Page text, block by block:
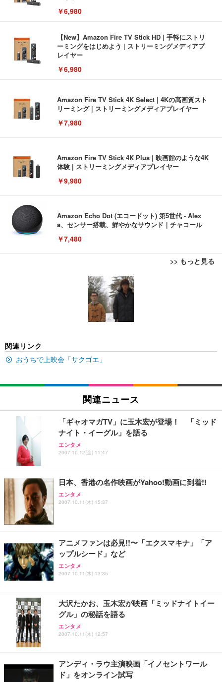
￥6,980
【New】Amazon Fire TV Stick HD | 手軽にストリ
ーミングをはじめよう | ストリーミングメディアプ
レイヤー
￥6,980
Amazon Fire TV Stick 4K Select | 4Kの高画質スト
リーミング | ストリーミングメディアプレイヤー
￥7,980
Amazon Fire TV Stick 4K Plus | 映画館のような4K
体験 | ストリーミングメディアプレイヤー
￥9,980
Amazon Echo Dot (エコードット) 第5世代 - Alex
a、センサー搭載、鮮やかなサウンド｜チャコール
￥7,480
>> もっと見る
[EdoErgo] オフィスチェア 椅子 テレワーク 疲れな
い 跳ね上げ式アームレスト コンパクト 約105度ロッ
キング pc 事務椅子 360度回転 座面昇降 強化ナイロ
ン樹脂ベース 通気性メッシュ 在宅ワーク H-WY01
(黒網+黒枠+黒足)
ュチェア 人間工学 疲れない ブラック
￥27,999
Sezlife オフィスチェア デスクチェア 疲れない テレ
ワーク チェア 強化バックレスト 30度ロッキング機
レスト 3Dヘッドレスト ハンガー付き 高反発クッシ
ョン PCチェア 通気性メッシュ ゲーミング/勉強/事
務用 おしゃれ パソコンチェア (ブラック)
￥7,680
Sezlife オフィスチェア デスクチェア 疲れない テレ
レスト 3Dヘッドレスト ハンガー付き 高反発クッシ
ョン PCチェア 通気性メッシュ ゲーミング/勉強/事
務用 おしゃれ パソコンチェア (ホワイト)
￥7,680
ト 幅52×奥行58.5×高さ84～96cm テレワーク 在宅
勤務 ブラック
￥4,139
EIZO ビジネス向けプレミアムモニター | FlexScan
EV3240X-WT | 31.5型4K UHD・USB Type-C・ホワ
￥105,595
イト
【純正品】27"ゲーミングモニター DualSense 充電
フック付き（CFI-ZDM1J）
￥49,979
【整備済み品】Dell E2724HS 27インチ 液晶モニタ
応 ComfortView ビジネス向け
￥15,800
像低減 (3年保証 | 輝点保証 | 日本メーカー)
￥34,980
Amazonベーシック ペットシーツ 薄型 レギュラー 1
回使い捨て 無香料 ホワイト 300枚
x2袋(84枚) ホワイト(吸収面:ライトブルー)
￥3,234
ネオ・ルーライフ ネオ・オムツ L 中型犬用 26枚入
り 単品
￥1,800
Smart Basic(スマートベーシック) 【Amazon.co.jp
￥3,670
￥3,731
関連リンク
おうちで上映会「サクゴエ」
関連ニュース
「ギャオマガTV」に玉木宏が登場！ 「ミッド
ナイト・イーグル」を語る
エンタメ
2007.10.12(金) 11:47
日本、香港の名作映画がYahoo!動画に到着!!
エンタメ
2007.10.11(木) 15:37
アニメファンは必見!!〜「エクスマキナ」「ア
ップルシード」など
エンタメ
2007.10.11(木) 13:35
大沢たかお、玉木宏が映画「ミッドナイトイー
グル」の秘話を語る
エンタメ
2007.10.11(木) 12:57
アンディ・ラウ主演映画「イノセントワール
ド」をオンライン試写